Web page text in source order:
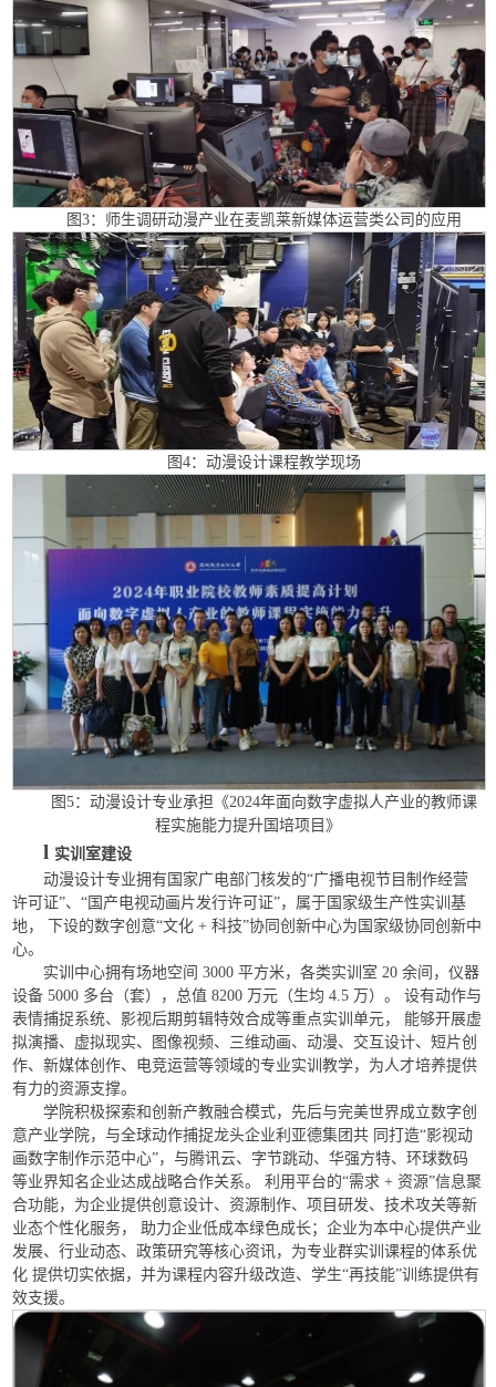
图3：师生调研动漫产业在麦凯莱新媒体运营类公司的应用
图4：动漫设计课程教学现场
图5：动漫设计专业承担《2024年面向数字虚拟人产业的教师课
程实施能力提升国培项目》
l 实训室建设
动漫设计专业拥有国家广电部门核发的“广播电视节目制作经营
许可证”、“国产电视动画片发行许可证”，属于国家级生产性实训基
地， 下设的数字创意“文化 + 科技”协同创新中心为国家级协同创新中
心。
实训中心拥有场地空间 3000 平方米，各类实训室 20 余间，仪器
设备 5000 多台（套），总值 8200 万元（生均 4.5 万）。 设有动作与
表情捕捉系统、影视后期剪辑特效合成等重点实训单元， 能够开展虚
拟演播、虚拟现实、图像视频、三维动画、动漫、交互设计、短片创
作、新媒体创作、电竞运营等领域的专业实训教学，为人才培养提供
有力的资源支撑。
学院积极探索和创新产教融合模式，先后与完美世界成立数字创
意产业学院，与全球动作捕捉龙头企业利亚德集团共 同打造“影视动
画数字制作示范中心”，与腾讯云、字节跳动、华强方特、环球数码
等业界知名企业达成战略合作关系。 利用平台的“需求 + 资源”信息聚
合功能，为企业提供创意设计、资源制作、项目研发、技术攻关等新
业态个性化服务， 助力企业低成本绿色成长；企业为本中心提供产业
发展、行业动态、政策研究等核心资讯，为专业群实训课程的体系优
化 提供切实依据，并为课程内容升级改造、学生“再技能”训练提供有
效支援。